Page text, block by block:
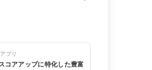
プリ
コアアップに特化した豊富